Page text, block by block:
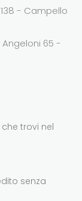
- Campello
Angeloni 65 -
trovi nel
senza